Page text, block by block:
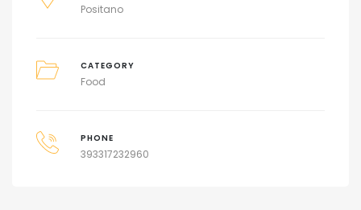
Positano
CATEGORY
Food
PHONE
393317232960